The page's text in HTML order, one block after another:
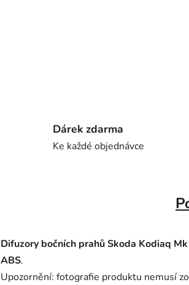
Dárek zdarma
Ke každé objednávce
Difuzory bočních prahů Skoda Kodiaq
ABS.
Upozornění: fotografie produktu nemusí